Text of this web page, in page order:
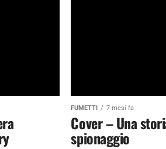
FUMETTI 7 mesi fa
Cover – Una
spionaggio